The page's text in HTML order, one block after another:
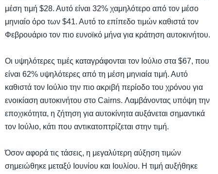
μέση τιμή $28. Αυτό είναι 32% χαμηλότερο από τον μέσο
μηνιαίο όρο των $41. Αυτό το επίπεδο τιμών καθιστά τον
Φεβρουάριο τον πιο ευνοϊκό μήνα για κράτηση αυτοκινήτου.
Οι υψηλότερες τιμές καταγράφονται τον Ιούλιο στα $67, που
είναι 62% υψηλότερες από τη μέση μηνιαία τιμή. Αυτό
καθιστά τον Ιούλιο την πιο ακριβή περίοδο του χρόνου για
ενοικίαση αυτοκινήτου στο Cairns. Λαμβάνοντας υπόψη την
εποχικότητα, η ζήτηση για αυτοκίνητα αυξάνεται σημαντικά
τον Ιούλιο, κάτι που αντικατοπτρίζεται στην τιμή.
Όσον αφορά τις τάσεις, η μεγαλύτερη αύξηση τιμών
σημειώθηκε μεταξύ Ιουνίου και Ιουλίου. Η τιμή αυξήθηκε